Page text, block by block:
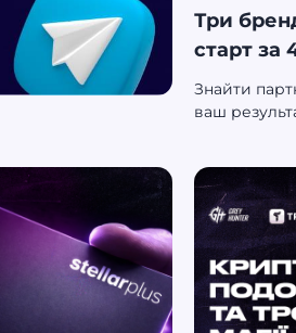
Три
старт за
Знайти
ваш
FunBet і
їхній
посилання і
ріст —
за 1–2 дні
умови для
2024 року